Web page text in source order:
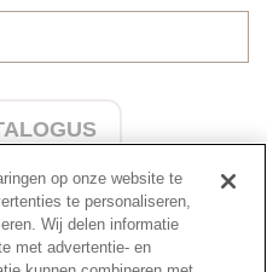
op onze website te
te personaliseren,
Wij delen informatie
met advertentie- en